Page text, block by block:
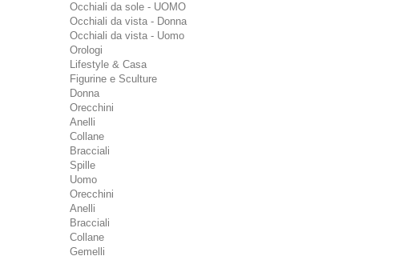
Occhiali da sole - UOMO
Occhiali da vista - Donna
Occhiali da vista - Uomo
Orologi
Lifestyle & Casa
Figurine e Sculture
Donna
Orecchini
Anelli
Collane
Bracciali
Spille
Uomo
Orecchini
Anelli
Bracciali
Collane
Gemelli